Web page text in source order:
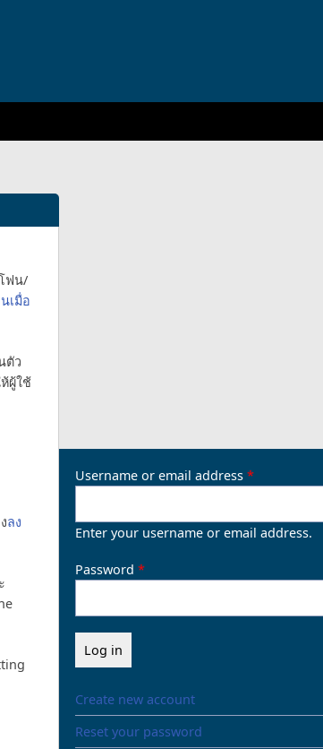
ฟน/
เมื่อ
ตัว
ผู้ใช้
ลง
Username or email address
Enter your username or email address.
Password
Create new account
Reset your password